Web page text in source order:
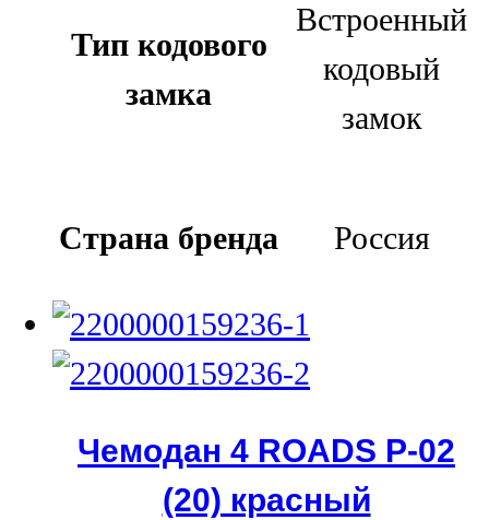
Тип кодового
замка
Встроенный
кодовый
замок
Страна бренда Россия
Чемодан 4 ROADS Р-02
(20) красный